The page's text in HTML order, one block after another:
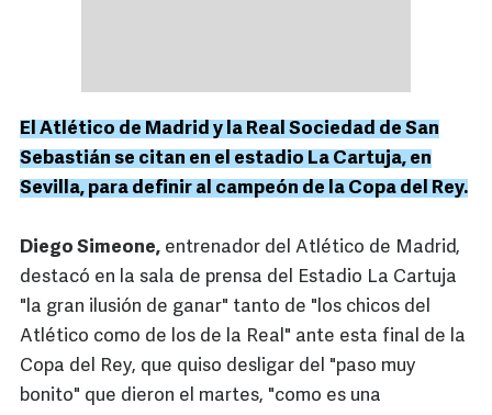
El Atlético de Madrid y la Real Sociedad de San
Sebastián se citan en el estadio La Cartuja, en
Sevilla, para definir al campeón de la Copa del Rey.
Diego Simeone, entrenador del Atlético de Madrid,
destacó en la sala de prensa del Estadio La Cartuja
"la gran ilusión de ganar" tanto de "los chicos del
Atlético como de los de la Real" ante esta final de la
Copa del Rey, que quiso desligar del "paso muy
bonito" que dieron el martes, "como es una